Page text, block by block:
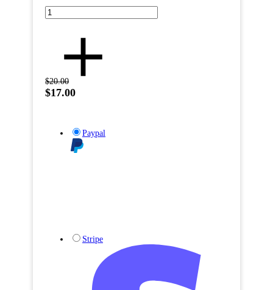
$20.00
$17.00
Paypal
Stripe